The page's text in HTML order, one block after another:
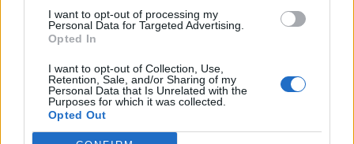
I want to opt-out of processing my
Personal Data for Targeted Advertising.
Opted In
I want to opt-out of Collection, Use,
Retention, Sale, and/or Sharing of my
Personal Data that Is Unrelated with the
Purposes for which it was collected.
Opted Out
pieno il concetto o non si conoscono
alcune parole e si ha intenzione di
tornarci sopra in seguito o di chiedere
aiuto al prof o ai compagni. In questo
caso è sempre meglio scrivere a matita
in modo da poter poi cancellare.